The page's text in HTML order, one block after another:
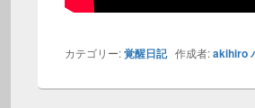
カテゴリー:覚醒日記作成者:akihiro